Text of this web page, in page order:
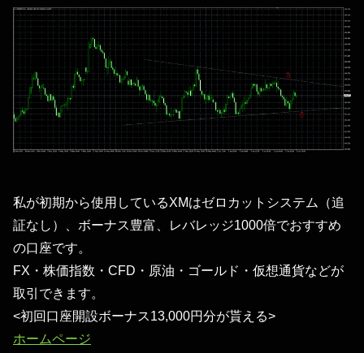
私が初期から使用しているXMはゼロカットシステム（追
証なし）、ボーナス豊富、レバレッジ1000倍でおすすめ
の口座です。
FX・株価指数・CFD・原油・ゴールド・仮想通貨などが
取引できます。
<初回口座開設ボーナス13,000円分が貰える>
ホームページ